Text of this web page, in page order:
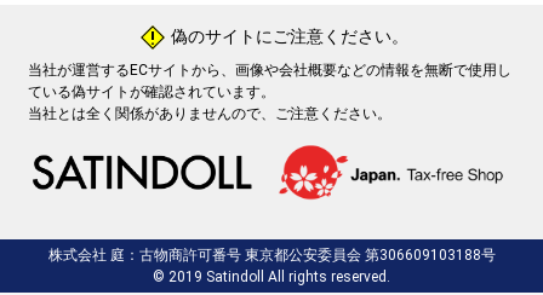
! 偽のサイトにご注意ください。
当社が運営するECサイトから、画像や会社概要などの情報を無断で使用し
ている偽サイトが確認されています。
当社とは全く関係がありませんので、ご注意ください。
株式会社 庭：古物商許可番号 東京都公安委員会 第306609103188号
© 2019 Satindoll All rights reserved.